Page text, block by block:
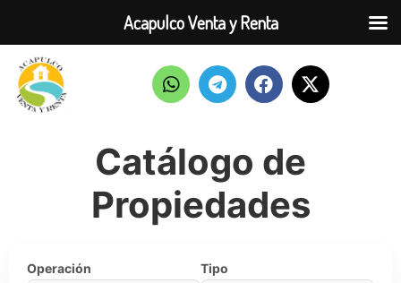
Catálogo de
Propiedades
Operación Tipo
Acapulco Venta y Renta